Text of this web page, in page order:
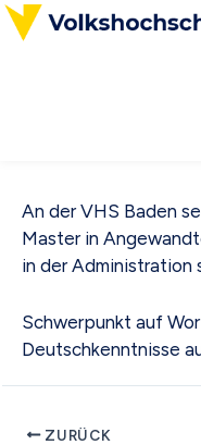
Zum
Inhalt
An der VHS Baden
Master in
in der Administration
Schwerpunkt auf
Deutschkenntnisse
ZURÜCK